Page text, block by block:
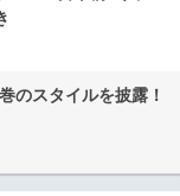
のスタイルを披露！